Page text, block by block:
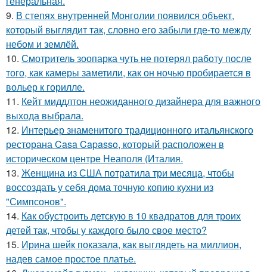
9. В степях внутренней Монголии появился объект,
который выглядит так, словно его забыли где-то между
небом и землёй.
10. Смотритель зоопарка чуть не потерял работу после
того, как камеры заметили, как он ночью пробирается в
вольер к горилле.
11. Кейт миддлтон неожиданного дизайнера для важного
выхода выбрала.
12. Интерьер знаменитого традиционного итальянского
ресторана Casa Capasso, который расположен в
историческом центре Неаполя (Италия.
13. Женщина из США потратила три месяца, чтобы
воссоздать у себя дома точную копию кухни из
"Симпсонов".
14. Как обустроить детскую в 10 квадратов для троих
детей так, чтобы у каждого было свое место?
15. Ирина шейк показала, как выглядеть на миллион,
надев самое простое платье.